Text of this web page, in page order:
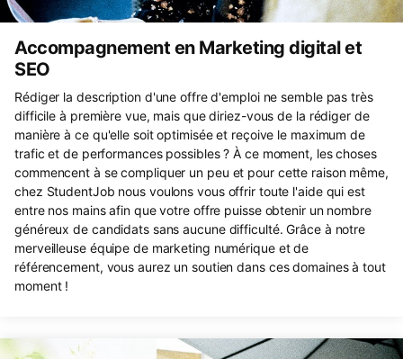
Accompagnement en Marketing digital et
SEO
Rédiger la description d'une offre d'emploi ne semble pas très
difficile à première vue, mais que diriez-vous de la rédiger de
manière à ce qu'elle soit optimisée et reçoive le maximum de
trafic et de performances possibles ? À ce moment, les choses
commencent à se compliquer un peu et pour cette raison même,
chez StudentJob nous voulons vous offrir toute l'aide qui est
entre nos mains afin que votre offre puisse obtenir un nombre
généreux de candidats sans aucune difficulté. Grâce à notre
merveilleuse équipe de marketing numérique et de
référencement, vous aurez un soutien dans ces domaines à tout
moment !